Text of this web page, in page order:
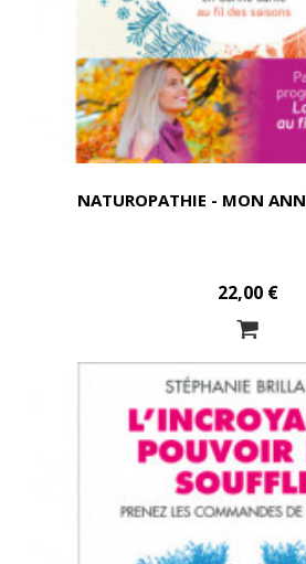
NATUROPATHIE - MON
22,00 €